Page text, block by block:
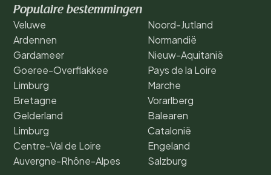
Populaire bestemmingen
Veluwe
Ardennen
Gardameer
Goeree-Overflakkee
Limburg
Bretagne
Gelderland
Limburg
Centre-Val de Loire
Auvergne-Rhône-Alpes
Noord-Jutland
Normandië
Nieuw-Aquitanië
Pays de la Loire
Marche
Vorarlberg
Balearen
Catalonië
Engeland
Salzburg